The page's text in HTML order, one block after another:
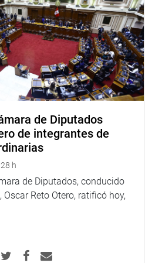
de Diputados
de integrantes de
h
de Diputados, conducido
Oscar Reto Otero, ratificó hoy,